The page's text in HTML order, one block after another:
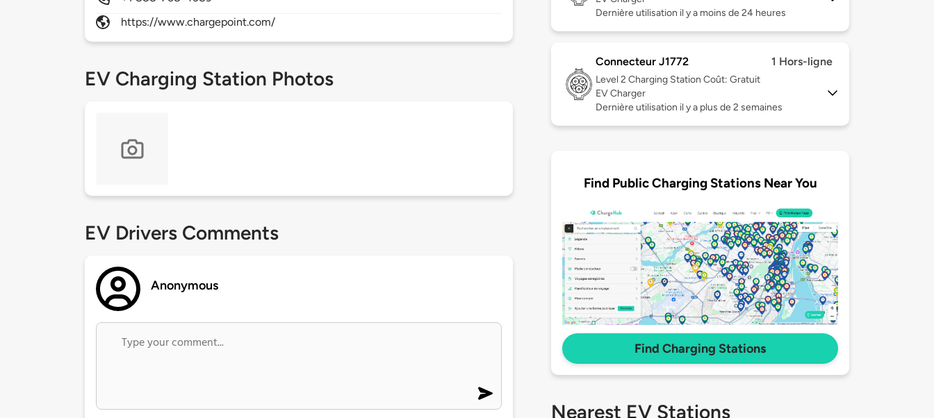
https://www.chargepoint.com/
EV Charging Station Photos
EV Drivers Comments
Anonymous
Dernière utilisation il y a moins de 24 heures
Connecteur J1772 1 Hors-ligne
Level 2 Charging Station Coût: Gratuit
EV Charger
Dernière utilisation il y a plus de 2 semaines
Find Public Charging Stations Near You
Find Charging Stations
Nearest EV Stations